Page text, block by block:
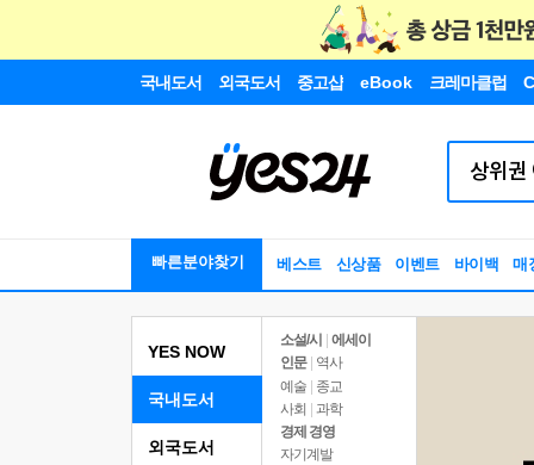
국내도서 외국도서 중고샵 eBook 크레마클럽
빠른분야찾기 베스트 신상품 이벤트 바이백 매
YES NOW
국내도서
소설/시
에세이
인문
역사
예술 | 종교
사회 | 과학
경제 경영
자기계발
외국도서